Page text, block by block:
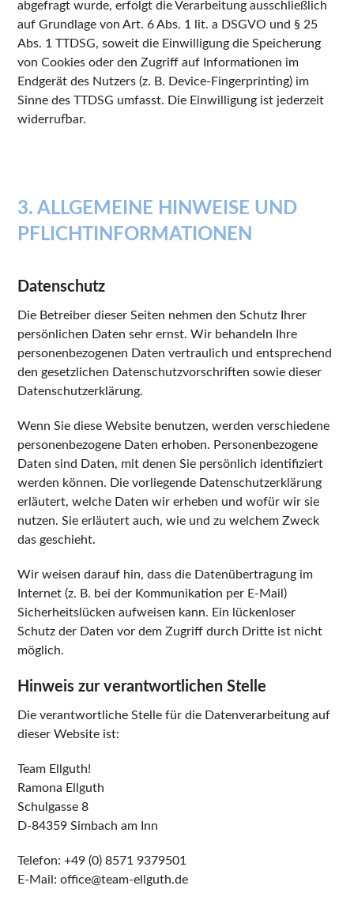
abgefragt wurde, erfolgt die Verarbeitung ausschließlich
auf Grundlage von Art. 6 Abs. 1 lit. a DSGVO und § 25
Abs. 1 TTDSG, soweit die Einwilligung die Speicherung
von Cookies oder den Zugriff auf Informationen im
Endgerät des Nutzers (z. B. Device-Fingerprinting) im
Sinne des TTDSG umfasst. Die Einwilligung ist jederzeit
widerrufbar.
3. ALLGEMEINE HINWEISE UND
PFLICHTINFORMATIONEN
Datenschutz
Die Betreiber dieser Seiten nehmen den Schutz Ihrer
persönlichen Daten sehr ernst. Wir behandeln Ihre
personenbezogenen Daten vertraulich und entsprechend
den gesetzlichen Datenschutzvorschriften sowie dieser
Datenschutzerklärung.
Wenn Sie diese Website benutzen, werden verschiedene
personenbezogene Daten erhoben. Personenbezogene
Daten sind Daten, mit denen Sie persönlich identifiziert
werden können. Die vorliegende Datenschutzerklärung
erläutert, welche Daten wir erheben und wofür wir sie
nutzen. Sie erläutert auch, wie und zu welchem Zweck
das geschieht.
Wir weisen darauf hin, dass die Datenübertragung im
Internet (z. B. bei der Kommunikation per E-Mail)
Sicherheitslücken aufweisen kann. Ein lückenloser
Schutz der Daten vor dem Zugriff durch Dritte ist nicht
möglich.
Hinweis zur verantwortlichen Stelle
Die verantwortliche Stelle für die Datenverarbeitung auf
dieser Website ist:
Team Ellguth!
Ramona Ellguth
Schulgasse 8
D-84359 Simbach am Inn
Telefon: +49 (0) 8571 9379501
E-Mail: office@team-ellguth.de